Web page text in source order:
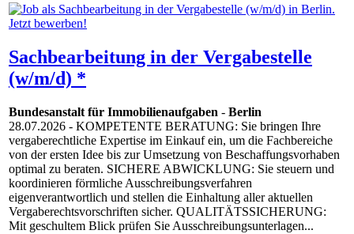
Sachbearbeitung in der Vergabestelle
(w/m/d) *
Bundesanstalt für Immobilienaufgaben - Berlin
28.07.2026 - KOMPETENTE BERATUNG: Sie bringen Ihre
vergaberechtliche Expertise im Einkauf ein, um die Fachbereiche
von der ersten Idee bis zur Umsetzung von Beschaffungsvorhaben
optimal zu beraten. SICHERE ABWICKLUNG: Sie steuern und
koordinieren förmliche Ausschreibungsverfahren
eigenverantwortlich und stellen die Einhaltung aller aktuellen
Vergaberechtsvorschriften sicher. QUALITÄTSSICHERUNG:
Mit geschultem Blick prüfen Sie Ausschreibungsunterlagen...